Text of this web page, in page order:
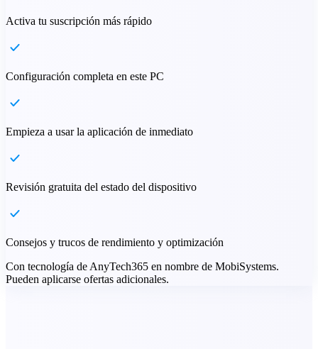
Activa tu suscripción más rápido
Configuración completa en este PC
Empieza a usar la aplicación de inmediato
Revisión gratuita del estado del dispositivo
Consejos y trucos de rendimiento y optimización
Con tecnología de AnyTech365 en nombre de MobiSystems.
Pueden aplicarse ofertas adicionales.